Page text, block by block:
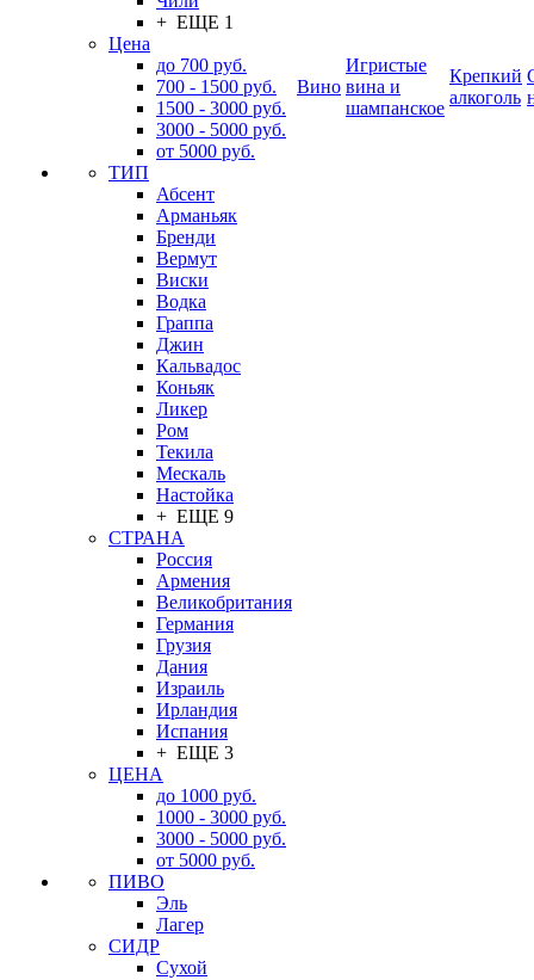
+ ЕЩЕ 1
Цена
до 700 руб.
700 - 1500 руб.
1500 - 3000 руб.
3000 - 5000 руб.
от 5000 руб.
ТИП
Абсент
Арманьяк
Бренди
Вермут
Виски
Водка
Граппа
Джин
Кальвадос
Коньяк
Ликер
Ром
Текила
Мескаль
Настойка
+ ЕЩЕ 9
СТРАНА
Россия
Армения
Великобритания
Германия
Грузия
Дания
Израиль
Ирландия
Испания
+ ЕЩЕ 3
ЦЕНА
до 1000 руб.
1000 - 3000 руб.
3000 - 5000 руб.
от 5000 руб.
ПИВО
Эль
Лагер
СИДР
Сухой
Вино
Игристые
вина и
шампанское
Крепкий
алкоголь